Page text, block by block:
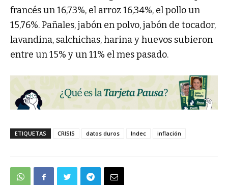
francés un 16,73%, el arroz 16,34%, el pollo un
15,76%. Pañales, jabón en polvo, jabón de tocador,
lavandina, salchichas, harina y huevos subieron
entre un 15% y un 11% el mes pasado.
ETIQUETAS CRISIS datos duros Indec inflación